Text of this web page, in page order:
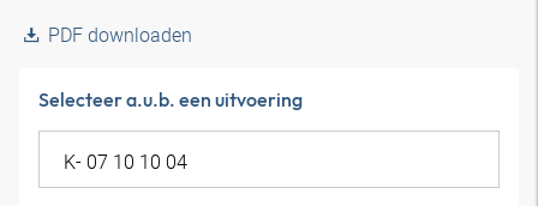
PDF downloaden
Selecteer a.u.b. een uitvoering